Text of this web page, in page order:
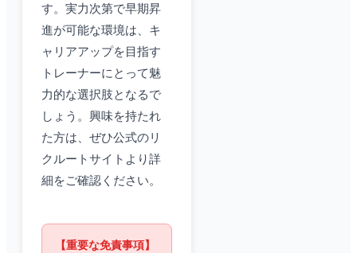
す。実力次第で早期昇
進が可能な環境は、キ
ャリアアップを目指す
トレーナーにとって魅
力的な選択肢となるで
しょう。興味を持たれ
た方は、ぜひ公式のリ
クルートサイトより詳
細をご確認ください。
【重要な免責事項】